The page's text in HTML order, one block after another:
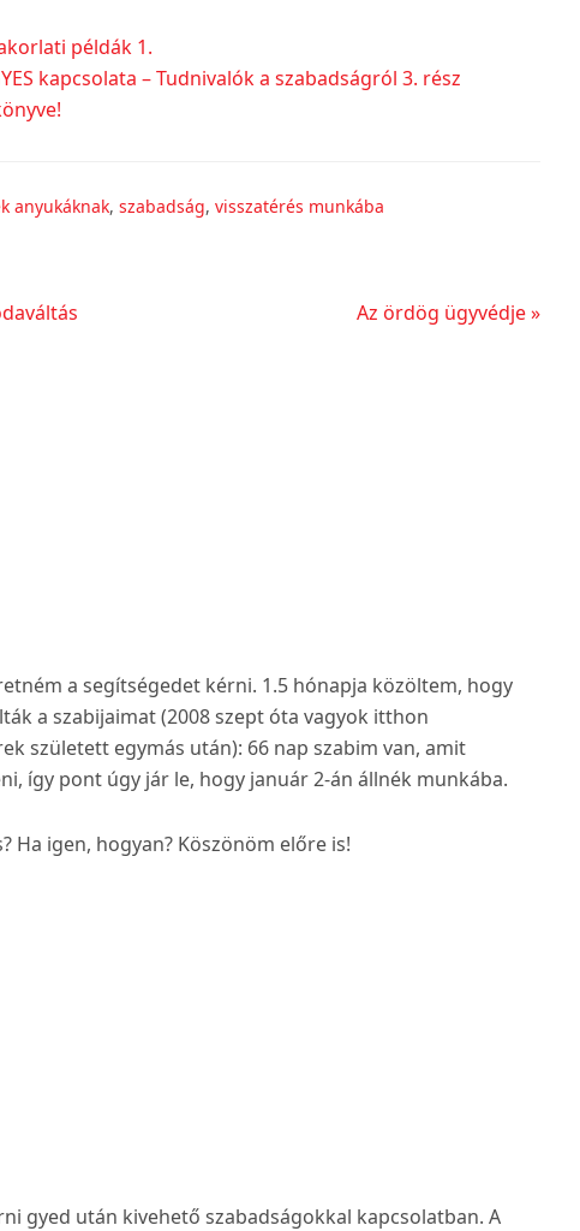
példák 1.
kapcsolata – Tudnivalók a szabadságról 3. rész
anyukáknak, szabadság, visszatérés munkába
Következő
Az ördög ügyvédje »
a segítségedet kérni. 1.5 hónapja közöltem, hogy
a szabijaimat (2008 szept óta vagyok itthon
született egymás után): 66 nap szabim van, amit
így pont úgy jár le, hogy január 2-án állnék munkába.
Ha igen, hogyan? Köszönöm előre is!
gyed után kivehető szabadságokkal kapcsolatban. A